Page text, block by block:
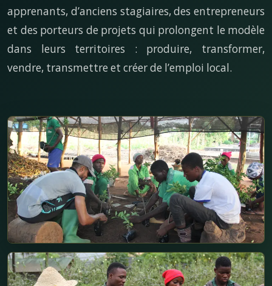
apprenants, d’anciens stagiaires, des entrepreneurs
et des porteurs de projets qui prolongent le modèle
dans leurs territoires : produire, transformer,
vendre, transmettre et créer de l’emploi local.